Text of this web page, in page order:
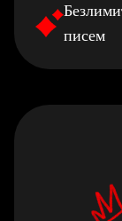
писем